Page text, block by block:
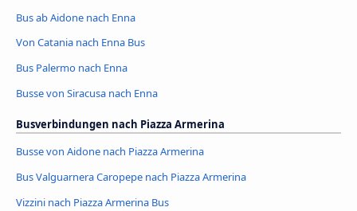
Bus ab Aidone nach Enna
Von Catania nach Enna Bus
Bus Palermo nach Enna
Busse von Siracusa nach Enna
Busverbindungen nach Piazza Armerina
Busse von Aidone nach Piazza Armerina
Bus Valguarnera Caropepe nach Piazza Armerina
Vizzini nach Piazza Armerina Bus